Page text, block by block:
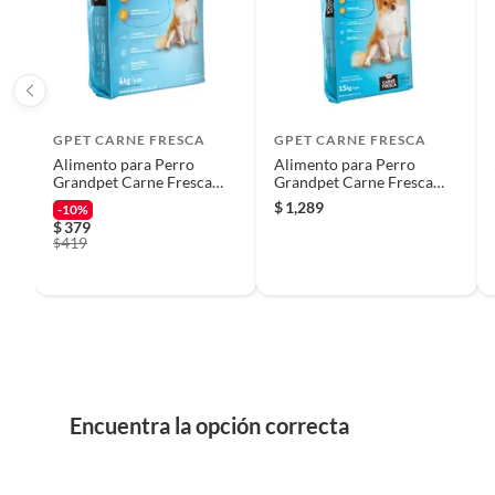
SuperCan Adulto es un alimento para perros de todas las
un alimento seco que le proporciona a tu perro la nutrición
Iniciaremos el reembolso de tu dinero cuando recibamos
GPET CARNE FRESCA
Alimento para Perro
Grandpet Carne Fresca
Minis 4 Kg
-10%
$379
$419
GPET CARNE FRESCA
Alimento para Perro
Grandpet Carne Fresca
Minis 15 Kg
$1,289
Encuentra la opción correcta